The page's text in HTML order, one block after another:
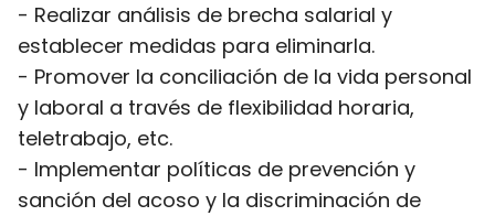
- Realizar análisis de brecha salarial y
establecer medidas para eliminarla.
- Promover la conciliación de la vida personal
y laboral a través de flexibilidad horaria,
teletrabajo, etc.
- Implementar políticas de prevención y
sanción del acoso y la discriminación de